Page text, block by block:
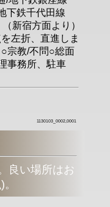
下鉄千代田線
新宿方面より）
左折、直進しま
宗教/不問○総面
事務所、駐車
1130103_0002,0001
良い場所はお
)。